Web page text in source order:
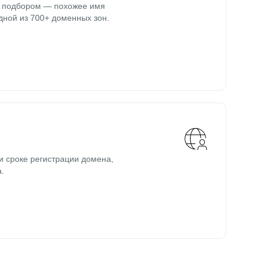
подбором — похожее имя
из 700+ доменных зон.
регистрации домена,